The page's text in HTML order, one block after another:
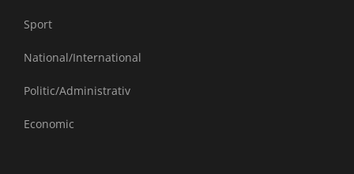
Sport
National/International
Politic/Administrativ
Economic